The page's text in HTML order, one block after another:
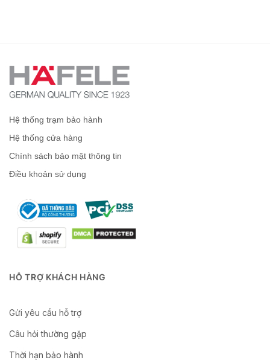
Hệ thống trạm bảo hành
Hệ thống cửa hàng
Chính sách bảo mật thông tin
Điều khoản sử dụng
HỖ TRỢ KHÁCH HÀNG
Gửi yêu cầu hỗ trợ
Câu hỏi thường gặp
Thời hạn bảo hành